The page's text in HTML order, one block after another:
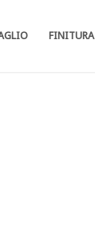
FINITURA